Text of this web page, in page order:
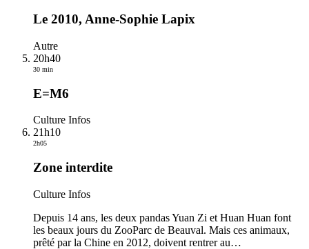
Le 2010, Anne-Sophie Lapix
Autre
20h40
30 min
E=M6
Culture Infos
21h10
2h05
Zone interdite
Culture Infos
Depuis 14 ans, les deux pandas Yuan Zi et Huan Huan font
les beaux jours du ZooParc de Beauval. Mais ces animaux,
prêté par la Chine en 2012, doivent rentrer au…